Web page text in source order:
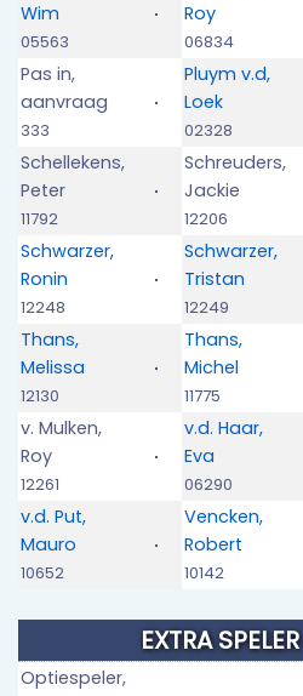
Wim
05563
Roy
06834
Pas in,
aanvraag
333
Pluym v.d,
Loek
02328
Schellekens,
Peter
11792
Schreuders,
Jackie
12206
Schwarzer,
Ronin
12248
Schwarzer,
Tristan
12249
Thans,
Melissa
12130
Thans,
Michel
11775
v. Mulken,
Roy
12261
v.d. Haar,
Eva
06290
v.d. Put,
Mauro
10652
Vencken,
Robert
10142
EXTRA
Optiespeler,